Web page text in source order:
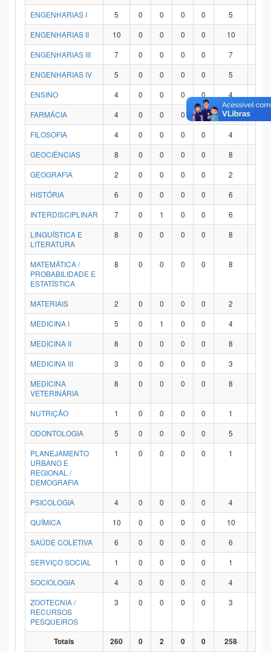
ENGENHARIAS I
5 0 0 0 0 5
ENGENHARIAS II
10 0 0 0 0 10
ENGENHARIAS III
7 0 0 0 0 7
ENGENHARIAS IV
5 0 0 0 0 5
ENSINO
4 0 0 0 0 4
FARMÁCIA
4 0 0 0 0 4
FILOSOFIA
4 0 0 0 0 4
GEOCIÊNCIAS
8 0 0 0 0 8
GEOGRAFIA
2 0 0 0 0 2
HISTÓRIA
6 0 0 0 0 6
INTERDISCIPLINAR
7 0 1 0 0 6
LINGUÍSTICA E
LITERATURA
8 0 0 0 0 8
MATEMÁTICA /
PROBABILIDADE E
ESTATÍSTICA
8 0 0 0 0 8
MATERIAIS 2 0 0 0 0 2
MEDICINA I
5 0 1 0 0 4
MEDICINA II
8 0 0 0 0 8
MEDICINA III
3 0 0 0 0 3
MEDICINA
VETERINÁRIA
8 0 0 0 0 8
NUTRIÇÃO 1 0 0 0 0 1
ODONTOLOGIA
5 0 0 0 0 5
PLANEJAMENTO
URBANO E
REGIONAL /
DEMOGRAFIA
1 0 0 0 0 1
PSICOLOGIA 4 0 0 0 0 4
QUÍMICA
10 0 0 0 0 10
SAÚDE COLETIVA
6 0 0 0 0 6
SERVIÇO SOCIAL
1 0 0 0 0 1
SOCIOLOGIA
4 0 0 0 0 4
ZOOTECNIA /
RECURSOS
PESQUEIROS
3 0 0 0 0 3
Totais 260 0 2 0 0 258